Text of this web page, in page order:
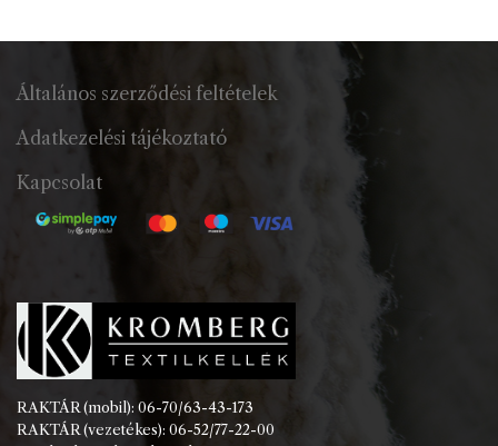
Általános szerződési feltételek
Adatkezelési tájékoztató
Kapcsolat
RAKTÁR (mobil): 06-70/63-43-173
RAKTÁR (vezetékes): 06-52/77-22-00